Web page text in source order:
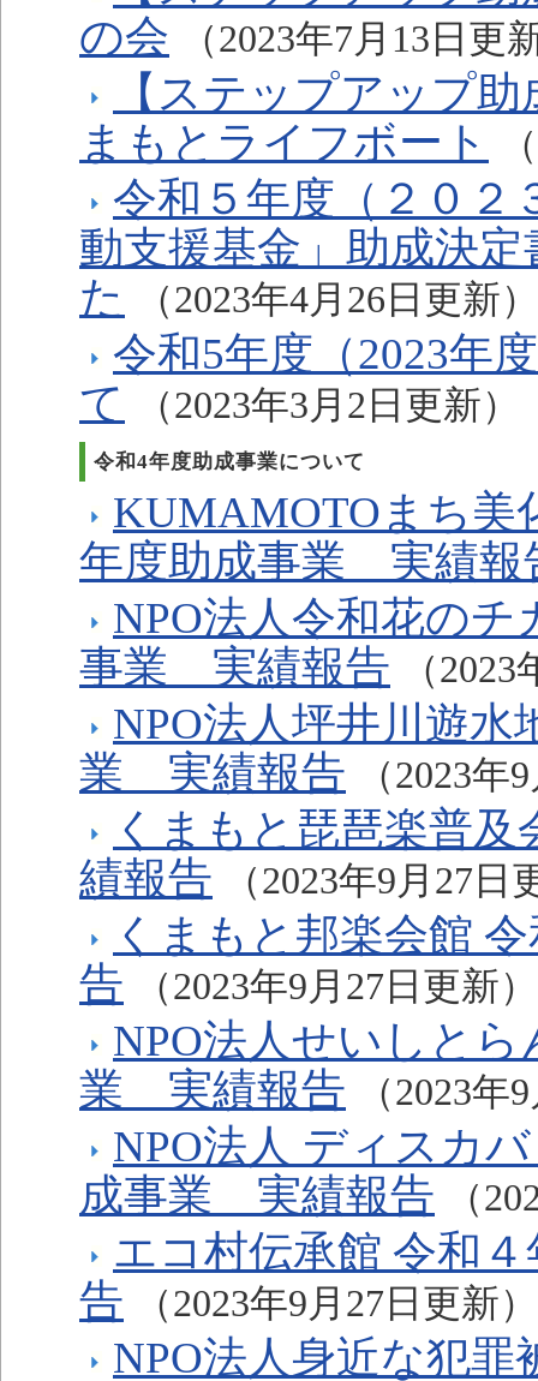
の会
（2023年7月13日更
【ステップアップ
まもとライフボート
令和５年度（２０２
動支援基金」助成決
た
（2023年4月26日更新）
令和5年度（2023年
て
（2023年3月2日更新）
令和4年度助成事業について
KUMAMOTOまち美
年度助成事業 実績報
NPO法人令和花の
事業 実績報告
（
NPO法人坪井川遊水
業 実績報告
（2023年
くまもと琵琶楽普
績報告
（2023年9月27日
くまもと邦楽会館
告
（2023年9月27日更新）
NPO法人せいしと
業 実績報告
（2023年
NPO法人 ディスカ
成事業 実績報告
（
エコ村伝承館 令和
告
（2023年9月27日更新）
NPO法人身近な犯